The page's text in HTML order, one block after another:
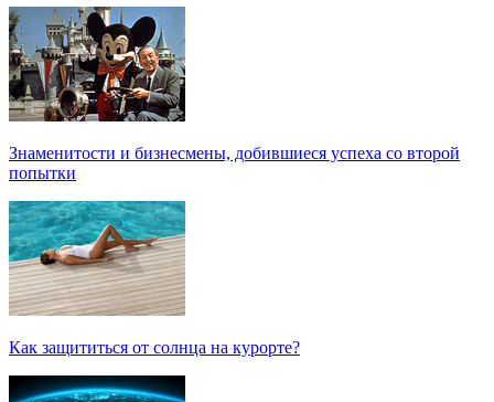
Знаменитости и бизнесмены, добившиеся успеха со второй
попытки
Как защититься от солнца на курорте?